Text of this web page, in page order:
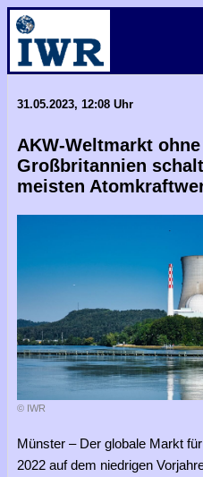
31.05.2023, 12:08 Uhr
AKW-Weltmarkt
Großbritannien
meisten
© IWR
Münster – Der globale Markt
2022 auf dem niedrigen